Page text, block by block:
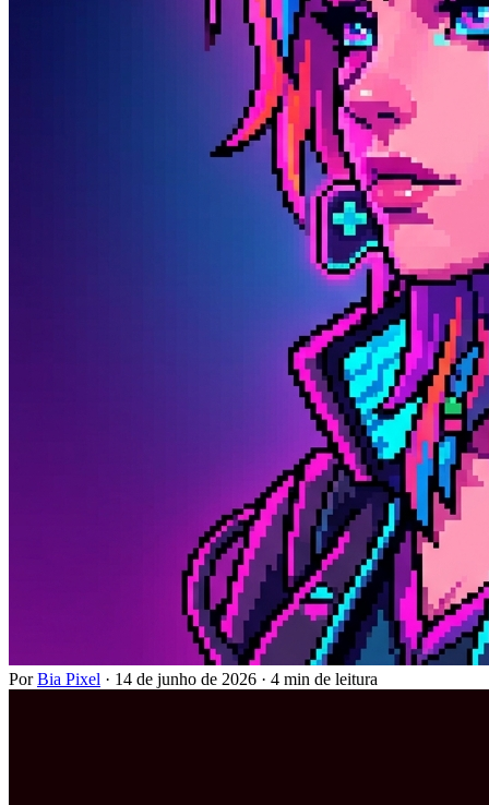
PorBia Pixel · 14 de junho de 2026 · 4 min de leitura